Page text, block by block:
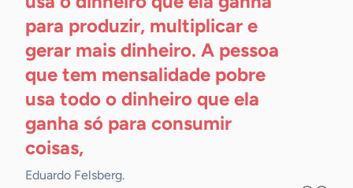
para produzir, multiplicar e
gerar mais dinheiro. A pessoa
que tem mensalidade pobre
usa todo o dinheiro que ela
ganha só para consumir
coisas,
Eduardo Felsberg.